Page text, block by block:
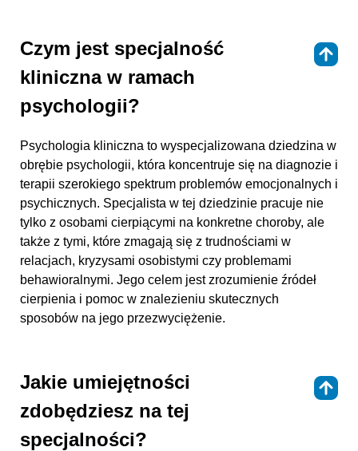
Czym jest specjalność
kliniczna w ramach
psychologii?
Psychologia kliniczna to wyspecjalizowana dziedzina w
obrębie psychologii, która koncentruje się na diagnozie i
terapii szerokiego spektrum problemów emocjonalnych i
psychicznych. Specjalista w tej dziedzinie pracuje nie
tylko z osobami cierpiącymi na konkretne choroby, ale
także z tymi, które zmagają się z trudnościami w
relacjach, kryzysami osobistymi czy problemami
behawioralnymi. Jego celem jest zrozumienie źródeł
cierpienia i pomoc w znalezieniu skutecznych
sposobów na jego przezwyciężenie.
Jakie umiejętności
zdobędziesz na tej
specjalności?